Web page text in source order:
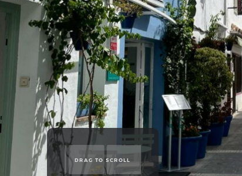
DRAG TO SCROLL